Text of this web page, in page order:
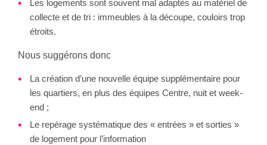
Les logements sont souvent mal adaptés au matériel de
collecte et de tri : immeubles à la découpe, couloirs trop
étroits.
Nous suggérons donc
La création d’une nouvelle équipe supplémentaire pour
les quartiers, en plus des équipes Centre, nuit et week-
end ;
Le repérage systématique des « entrées » et sorties »
de logement pour l’information